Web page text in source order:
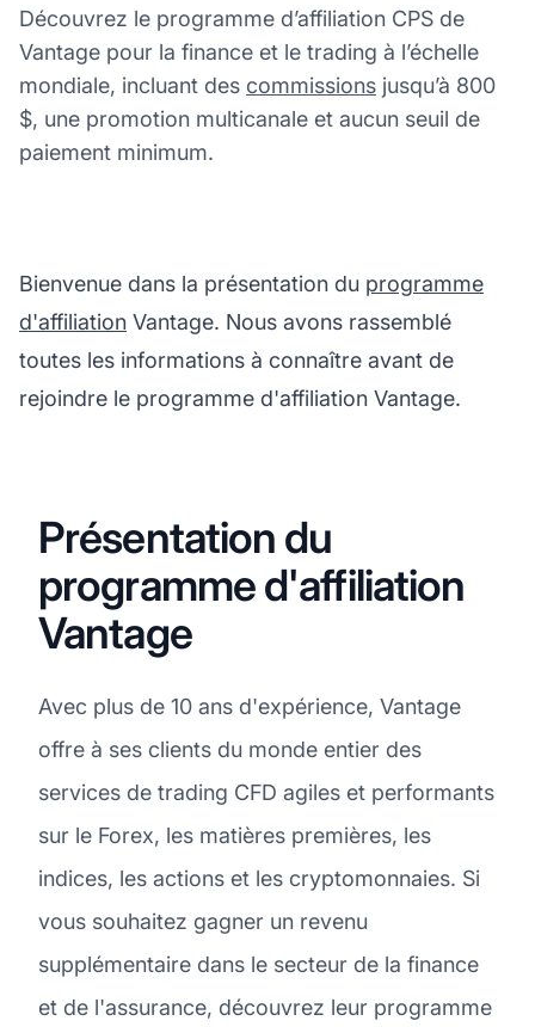
Découvrez le programme d’affiliation CPS de
Vantage pour la finance et le trading à l’échelle
mondiale, incluant des commissions jusqu’à 800
$, une promotion multicanale et aucun seuil de
paiement minimum.
Bienvenue dans la présentation du programme
d'affiliation Vantage. Nous avons rassemblé
toutes les informations à connaître avant de
rejoindre le programme d'affiliation Vantage.
Présentation du
programme d'affiliation
Vantage
Avec plus de 10 ans d'expérience, Vantage
offre à ses clients du monde entier des
services de trading CFD agiles et performants
sur le Forex, les matières premières, les
indices, les actions et les cryptomonnaies. Si
vous souhaitez gagner un revenu
supplémentaire dans le secteur de la finance
et de l'assurance, découvrez leur programme